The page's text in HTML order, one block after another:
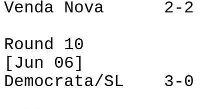
Venda Nova 2-2
Round 10
[Jun 06]
Democrata/SL 3-0